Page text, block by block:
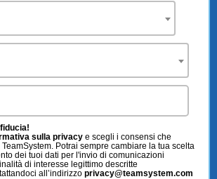
sulla privacy e scegli i consensi che
Potrai sempre cambiare la tua scelta
dei tuoi dati per l'invio di comunicazioni
di interesse legittimo descritte
all’indirizzo privacy@teamsystem.com